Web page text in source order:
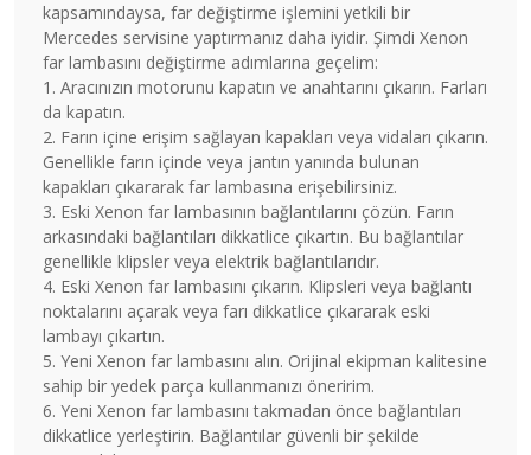
kapsamındaysa, far değiştirme işlemini yetkili bir
Mercedes servisine yaptırmanız daha iyidir. Şimdi Xenon
far lambasını değiştirme adımlarına geçelim:
1. Aracınızın motorunu kapatın ve anahtarını çıkarın. Farları
da kapatın.
2. Farın içine erişim sağlayan kapakları veya vidaları çıkarın.
Genellikle farın içinde veya jantın yanında bulunan
kapakları çıkararak far lambasına erişebilirsiniz.
3. Eski Xenon far lambasının bağlantılarını çözün. Farın
arkasındaki bağlantıları dikkatlice çıkartın. Bu bağlantılar
genellikle klipsler veya elektrik bağlantılarıdır.
4. Eski Xenon far lambasını çıkarın. Klipsleri veya bağlantı
noktalarını açarak veya farı dikkatlice çıkararak eski
lambayı çıkartın.
5. Yeni Xenon far lambasını alın. Orijinal ekipman kalitesine
sahip bir yedek parça kullanmanızı öneririm.
6. Yeni Xenon far lambasını takmadan önce bağlantıları
dikkatlice yerleştirin. Bağlantılar güvenli bir şekilde